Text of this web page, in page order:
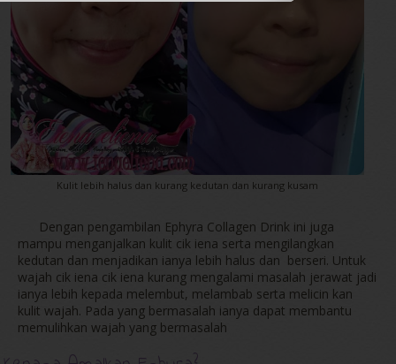
Kulit lebih halus dan kurang kedutan dan kurang kusam
Dengan pengambilan Ephyra Collagen Drink ini juga
mampu menganjalkan kulit cik iena serta mengilangkan
kedutan dan menjadikan ianya lebih halus dan berseri. Untuk
wajah cik iena cik iena kurang mengalami masalah jerawat jadi
ianya lebih kepada melembut, melambab serta melicin kan
kulit wajah. Pada yang bermasalah ianya dapat membantu
memulihkan wajah yang bermasalah